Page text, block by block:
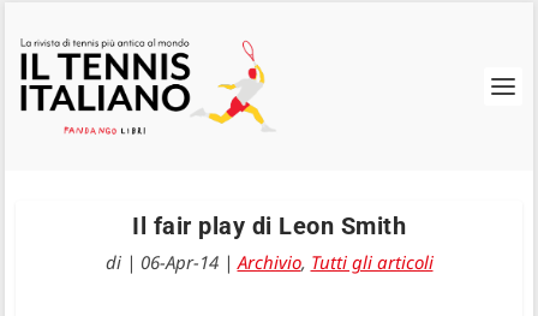
Il fair play di Leon Smith
di | 06-Apr-14|Archivio, Tutti gli articoli